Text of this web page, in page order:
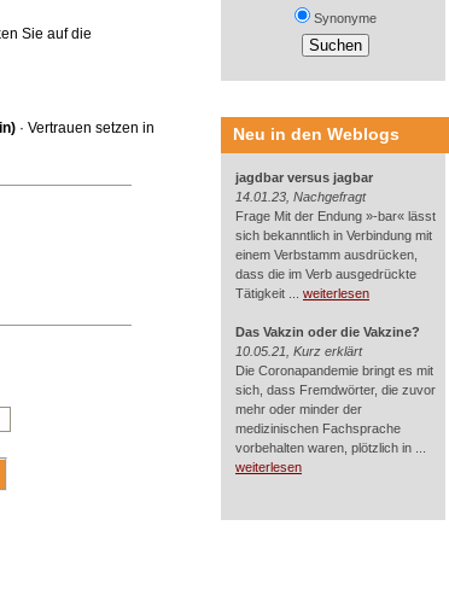
Sie auf die
· Vertrauen setzen in
Synonyme
Neu in den Weblogs
jagdbar versus jagbar
14.01.23, Nachgefragt
Frage Mit der Endung »-bar« lässt
sich bekanntlich in Verbindung mit
einem Verbstamm ausdrücken,
dass die im Verb ausgedrückte
Tätigkeit ... weiterlesen
Das Vakzin oder die Vakzine?
10.05.21, Kurz erklärt
Die Coronapandemie bringt es mit
sich, dass Fremdwörter, die zuvor
mehr oder minder der
medizinischen Fachsprache
vorbehalten waren, plötzlich in ...
weiterlesen